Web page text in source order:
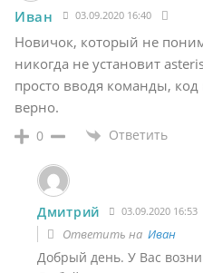
Иван 03.09.2020 16:40
Новичок, который не
никогда не установит
просто вводя команды,
верно.
0 Ответить
Дмитрий 03.09.2020 16:53
Ответить на Иван
Добрый день. У Вас